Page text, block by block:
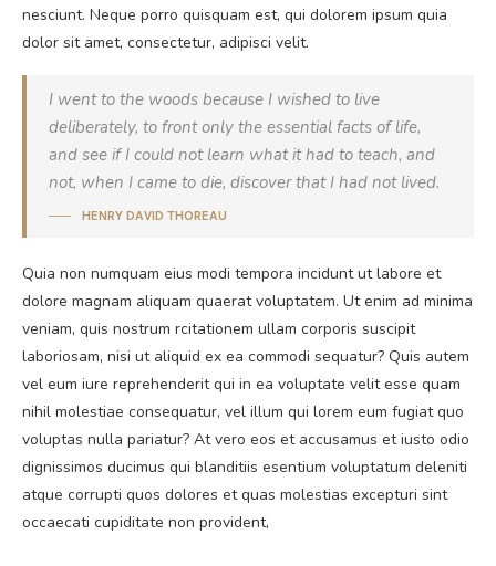
nesciunt. Neque porro quisquam est, qui dolorem ipsum quia
dolor sit amet, consectetur, adipisci velit.
I went to the woods because I wished to live
deliberately, to front only the essential facts of life,
and see if I could not learn what it had to teach, and
not, when I came to die, discover that I had not lived.
HENRY DAVID THOREAU
Quia non numquam eius modi tempora incidunt ut labore et
dolore magnam aliquam quaerat voluptatem. Ut enim ad minima
veniam, quis nostrum rcitationem ullam corporis suscipit
laboriosam, nisi ut aliquid ex ea commodi sequatur? Quis autem
vel eum iure reprehenderit qui in ea voluptate velit esse quam
nihil molestiae consequatur, vel illum qui lorem eum fugiat quo
voluptas nulla pariatur? At vero eos et accusamus et iusto odio
dignissimos ducimus qui blanditiis esentium voluptatum deleniti
atque corrupti quos dolores et quas molestias excepturi sint
occaecati cupiditate non provident,